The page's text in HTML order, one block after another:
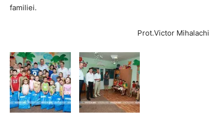
familiei.
Prot.Victor Mihalachi